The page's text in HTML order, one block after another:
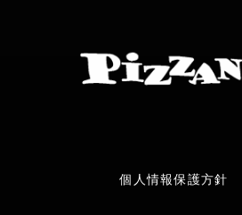
個人情報保護方針